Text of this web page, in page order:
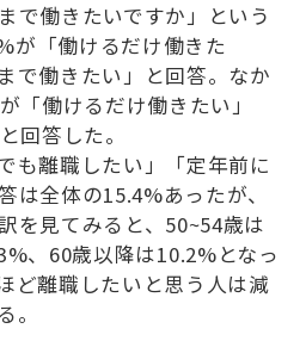
で働きたいですか」という
が「働けるだけ働きた
で働きたい」と回答。なか
「働けるだけ働きたい」
回答した。
も離職したい」「定年前に
は全体の15.4%あったが、
を見てみると、50~54歳は
、60歳以降は10.2%となっ
ど離職したいと思う人は減
。